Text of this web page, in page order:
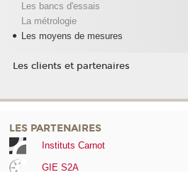
Les bancs d'essais
La métrologie
Les moyens de mesures
Les clients et partenaires
LES PARTENAIRES
Instituts Carnot
GIE S2A